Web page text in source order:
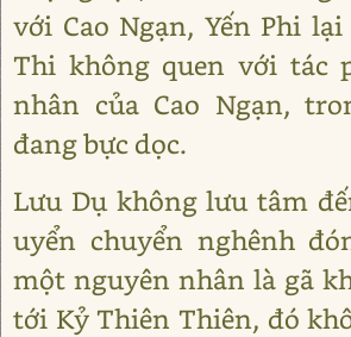
với Cao Ngạn, Yến Phi
Thi không quen với tác
nhân của Cao Ngạn,
đang bực dọc.
Lưu Dụ không lưu tâm
uyển chuyển nghênh
một nguyên nhân là gã
tới Kỷ Thiên Thiên, đó